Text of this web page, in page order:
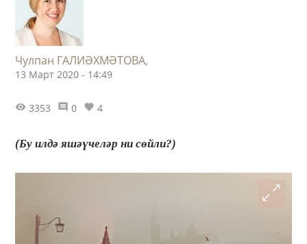
Чулпан ГАЛИӘХМӘТОВА,
13 Март 2020 - 14:49
3353 0 4
(Бу илдә яшәүчеләр ни сөйли?)